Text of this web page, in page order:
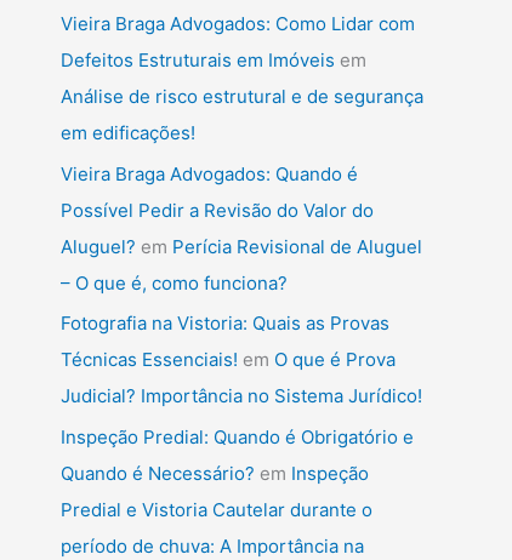
Vieira Braga Advogados: Como Lidar com
Defeitos Estruturais em Imóveis em
Análise de risco estrutural e de segurança
em edificações!
Vieira Braga Advogados: Quando é
Possível Pedir a Revisão do Valor do
Aluguel? em Perícia Revisional de Aluguel
– O que é, como funciona?
Fotografia na Vistoria: Quais as Provas
Técnicas Essenciais! em O que é Prova
Judicial? Importância no Sistema Jurídico!
Inspeção Predial: Quando é Obrigatório e
Quando é Necessário? em Inspeção
Predial e Vistoria Cautelar durante o
período de chuva: A Importância na